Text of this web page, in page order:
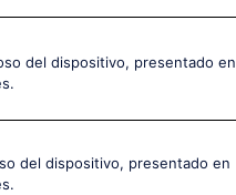
del dispositivo, presentado en
del dispositivo, presentado en